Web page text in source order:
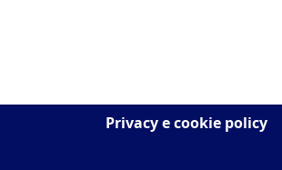
Privacy e cookie policy